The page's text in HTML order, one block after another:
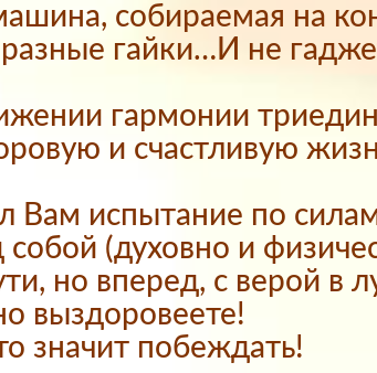
собираемая на
разные гайки…И не
гармонии
и счастливую
Вам испытание по
собой (духовно и
но вперед, с верой в
выздоровеете!
значит побеждать!